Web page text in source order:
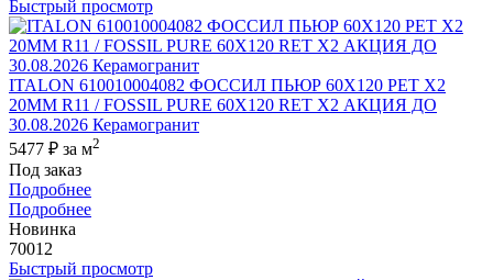
Быстрый просмотр
ITALON 610010004082 ФОССИЛ ПЬЮР 60X120 РЕТ Х2
20MM R11 / FOSSIL PURE 60X120 RET X2 АКЦИЯ ДО
30.08.2026 Керамогранит
5477 ₽ за м2
Под заказ
Подробнее
Подробнее
Новинка
70012
Быстрый просмотр